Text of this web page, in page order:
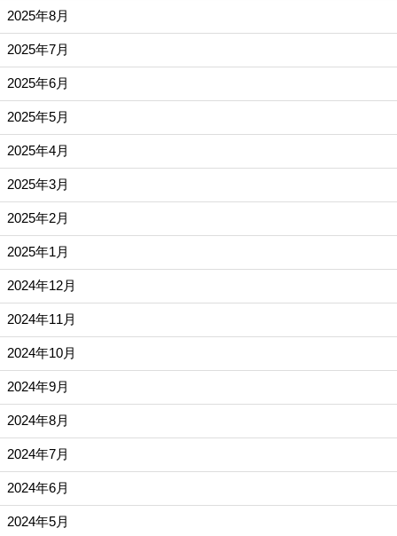
2025年8月
2025年7月
2025年6月
2025年5月
2025年4月
2025年3月
2025年2月
2025年1月
2024年12月
2024年11月
2024年10月
2024年9月
2024年8月
2024年7月
2024年6月
2024年5月